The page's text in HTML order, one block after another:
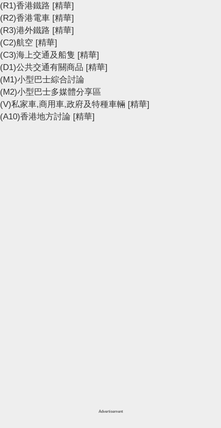
(R1)香港鐵路 [精華]
(R2)香港電車 [精華]
(R3)港外鐵路 [精華]
(C2)航空 [精華]
(C3)海上交通及船隻 [精華]
(D1)公共交通有關商品 [精華]
(M1)小型巴士綜合討論
(M2)小型巴士多媒體分享區
(V)私家車,商用車,政府及特種車輛 [精華]
(A10)香港地方討論 [精華]
Advertisement